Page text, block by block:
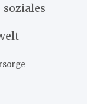
soziales